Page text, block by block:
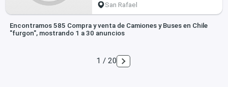
San Rafael
Encontramos 585 Compra y venta de Camiones y Buses en Chile
"furgon", mostrando 1 a 30 anuncios
1 / 20